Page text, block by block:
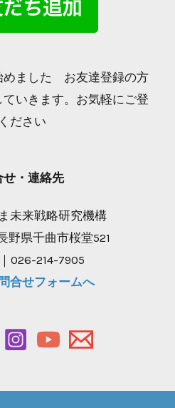
めました お友達登録の方
いきます。お気軽にご登
ださい
せ・連絡先
未来戦略研究機構
県千曲市桜堂521
026-214-7905
合せフォームへ